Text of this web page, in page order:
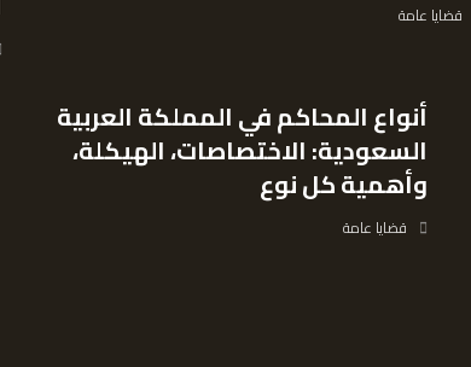
قضايا عامة
أنواع المحاكم في المملكة العربية
السعودية: الاختصاصات، الهيكلة،
وأهمية كل نوع
قضايا عامة